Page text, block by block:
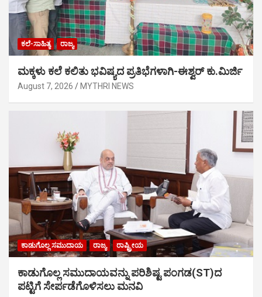
ಕಲೆ-ಸಾಹಿತ್ಯ ರಾಜ್ಯ
ಮಕ್ಕಳು ಕಲೆ ಕಲಿತು ಭವಿಷ್ಯದ ಪ್ರತಿಭೆಗಳಾಗಿ-ಈಶ್ವರ್ ಕು.ಮಿರ್ಜಿ
August 7, 2026 MYTHRI NEWS
ಕಾಡುಗೊಲ್ಲ ಸಮುದಾಯ ರಾಜ್ಯ ರಾಷ್ಟ್ರೀಯ
ಕಾಡುಗೊಲ್ಲ ಸಮುದಾಯವನ್ನು ಪರಿಶಿಷ್ಟ ಪಂಗಡ(ST)ದ
ಪಟ್ಟಿಗೆ ಸೇರ್ಪಡೆಗೊಳಿಸಲು ಮನವಿ